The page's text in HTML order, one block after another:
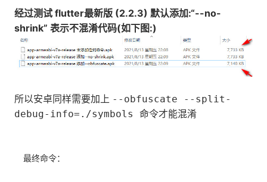
经过测试 flutter最新版 (2.2.3) 默认添加:“--no-
shrink” 表示不混淆代码(如下图:)
所以安卓同样需要加上 --obfuscate --split-
debug-info=./symbols 命令才能混淆
最终命令：